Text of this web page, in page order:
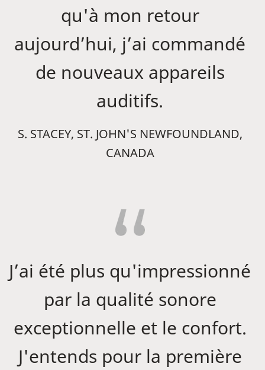
qu'à mon retour
aujourd’hui, j’ai commandé
de nouveaux appareils
auditifs.
S. STACEY, ST. JOHN'S NEWFOUNDLAND,
CANADA
J’ai été plus qu'impressionné
par la qualité sonore
exceptionnelle et le confort.
J'entends pour la première